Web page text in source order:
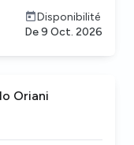
Disponibilité
De9 Oct. 2026
Oriani